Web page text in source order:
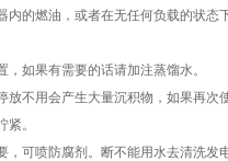
的燃油，或者在无任何负载的状态
如果有需要的话请加注蒸馏水。
不用会产生大量沉积物，如果再次
。
可喷防腐剂。断不能用水去清洗发电